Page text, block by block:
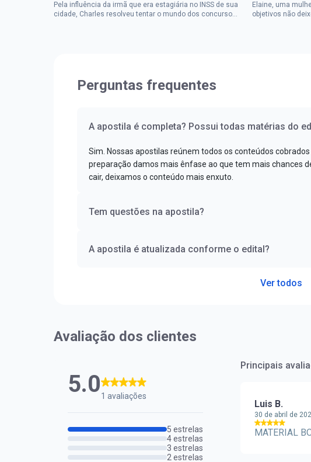
Pela influência da irmã que era estagiária no INSS de sua
cidade, Charles resolveu tentar o mundo dos concursos
Elaine, uma
objetivos não
Perguntas frequentes
A apostila é completa? Possui todas matérias do
Sim. Nossas apostilas reúnem todos os conteúdos
preparação damos mais ênfase ao que tem mais chances
cair, deixamos o conteúdo mais enxuto.
Tem questões na apostila?
A apostila é atualizada conforme o edital?
Ver todos
Avaliação dos clientes
5.01 avaliações
5 estrelas
4 estrelas
3 estrelas
2 estrelas
Principais
Luis B.
30 de abril de
MATERIAL